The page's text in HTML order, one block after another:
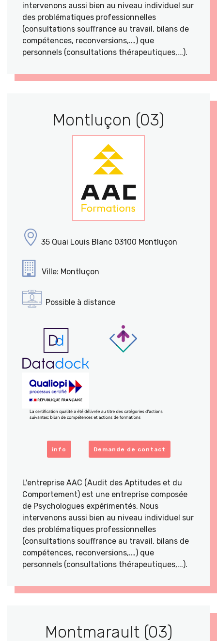
intervenons aussi bien au niveau individuel sur
des problématiques professionnelles
(consultations souffrance au travail, bilans de
compétences, reconversions,.…) que
personnels (consultations thérapeutiques,...).
Montluçon (03)
35 Quai Louis Blanc 03100 Montluçon
Ville: Montluçon
Possible à distance
info Demande de contact
L'entreprise AAC (Audit des Aptitudes et du
Comportement) est une entreprise composée
de Psychologues expérimentés. Nous
intervenons aussi bien au niveau individuel sur
des problématiques professionnelles
(consultations souffrance au travail, bilans de
compétences, reconversions,.…) que
personnels (consultations thérapeutiques,...).
Montmarault (03)